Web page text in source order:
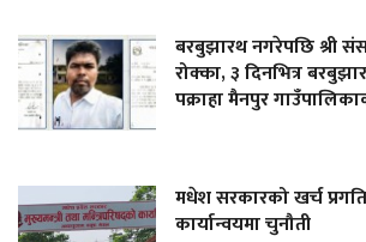
बरबुझारथ नगरेपछि श्री
रोक्का, ३ दिनभित्र
पक्राहा मैनपुर
मधेश सरकारको खर्च
कार्यान्वयमा चुनौती